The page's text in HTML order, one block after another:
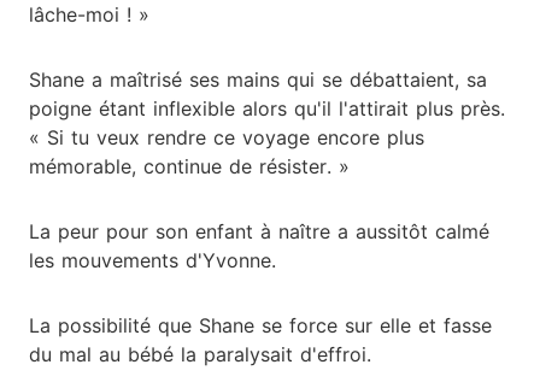
lâche-moi ! »
Shane a maîtrisé ses mains qui se débattaient, sa
poigne étant inflexible alors qu'il l'attirait plus près.
« Si tu veux rendre ce voyage encore plus
mémorable, continue de résister. »
La peur pour son enfant à naître a aussitôt calmé
les mouvements d'Yvonne.
La possibilité que Shane se force sur elle et fasse
du mal au bébé la paralysait d'effroi.